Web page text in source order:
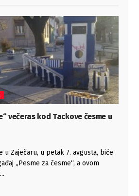
večeras kod Tackove česme u
u Zaječaru, u petak 7. avgusta, biće
„Pesme za česme“, a ovom